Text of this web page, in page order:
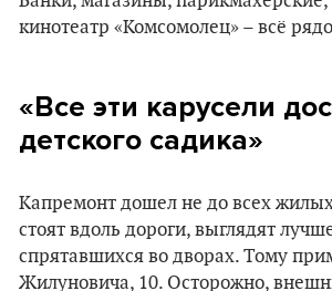
кинотеатр «Комсомолец» – всё
«Все эти карусели
детского садика»
Капремонт дошел не до всех
стоят вдоль дороги, выглядят
спрятавшихся во дворах. Тому
Жилуновича, 10. Осторожно,